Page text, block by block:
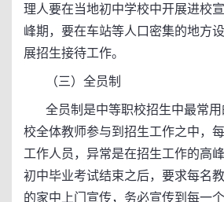
理人要在当地初中学校中开展进校
峰期，要在车站等人口密集的地方
展招生接待工作。
（三）全员制
全员制是中等职校招生中最常用
校全体教师参与到招生工作之中，
工作人员，异常是在招生工作的高
初中毕业考试结束之后，要求每名
的家中上门宣传，务必宣传到每一